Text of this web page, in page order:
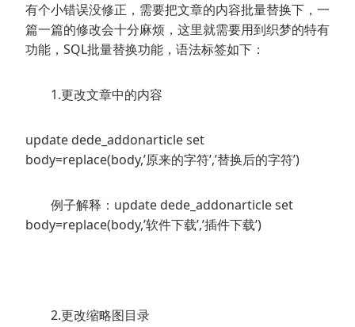
有个小错误没修正，需要把文章的内容批量替换下，一
篇一篇的修改会十分麻烦，这里就需要用到织梦的特有
功能，SQL批量替换功能，语法标签如下：
1.更改文章中的内容
update dede_addonarticle set
body=replace(body,’原来的字符’,’替换后的字符’)
例子解释：update dede_addonarticle set
body=replace(body,’软件下载’,’插件下载’)
2.更改缩略图目录